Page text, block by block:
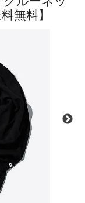
無料】